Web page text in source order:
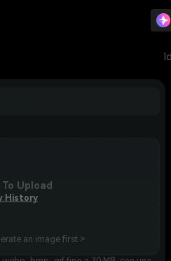
To Upload
History
an image first >